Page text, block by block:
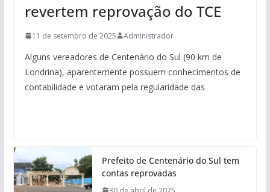
revertem reprovação do TCE
11 de setembro de 2025 Administrador
Alguns vereadores de Centenário do Sul (90 km de
Londrina), aparentemente possuem conhecimentos de
contabilidade e votaram pela regularidade das
Prefeito de Centenário do Sul tem
contas reprovadas